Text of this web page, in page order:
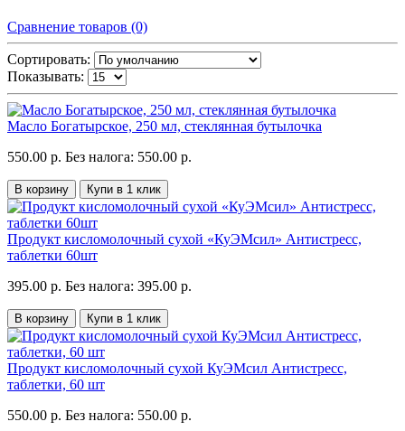
Сравнение товаров (0)
Сортировать:
Показывать:
Масло Богатырское, 250 мл, стеклянная бутылочка
550.00 р. Без налога: 550.00 р.
В корзину Купи в 1 клик
Продукт кисломолочный сухой «КуЭМсил» Антистресс,
таблетки 60шт
395.00 р. Без налога: 395.00 р.
В корзину Купи в 1 клик
Продукт кисломолочный сухой КуЭМсил Антистресс,
таблетки, 60 шт
550.00 р. Без налога: 550.00 р.